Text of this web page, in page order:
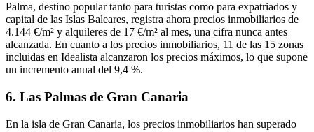
Palma, destino popular tanto para turistas como para expatriados y
capital de las Islas Baleares, registra ahora precios inmobiliarios de
4.144 €/m² y alquileres de 17 €/m² al mes, una cifra nunca antes
alcanzada. En cuanto a los precios inmobiliarios, 11 de las 15 zonas
incluidas en Idealista alcanzaron los precios máximos, lo que supone
un incremento anual del 9,4 %.
6. Las Palmas de Gran Canaria
En la isla de Gran Canaria, los precios inmobiliarios han superado